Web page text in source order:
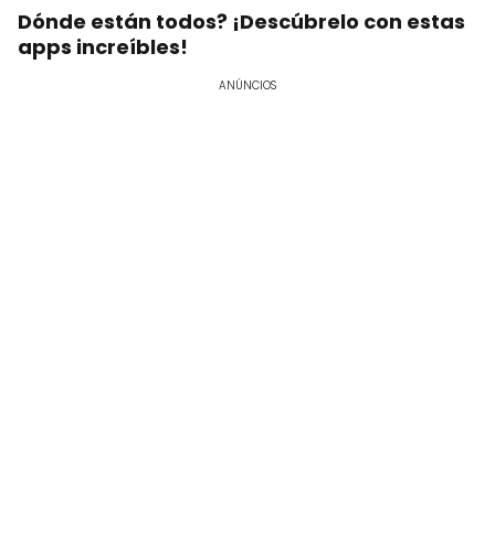
Dónde están todos? ¡Descúbrelo con estas
apps increíbles!
ANÚNCIOS